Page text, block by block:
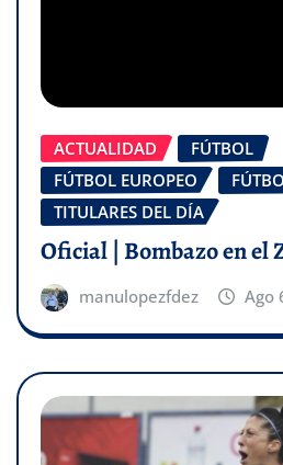
ACTUALIDAD
FÚTBOL
FÚTBOL EUROPEO
TITULARES DEL DÍA
Oficial | Bombazo en el
manulopezfdez Ago